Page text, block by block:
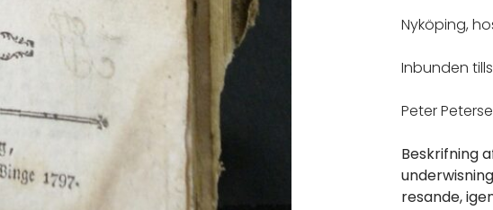
Nyköping,
Inbunden
Peter
Beskrifning
resande,